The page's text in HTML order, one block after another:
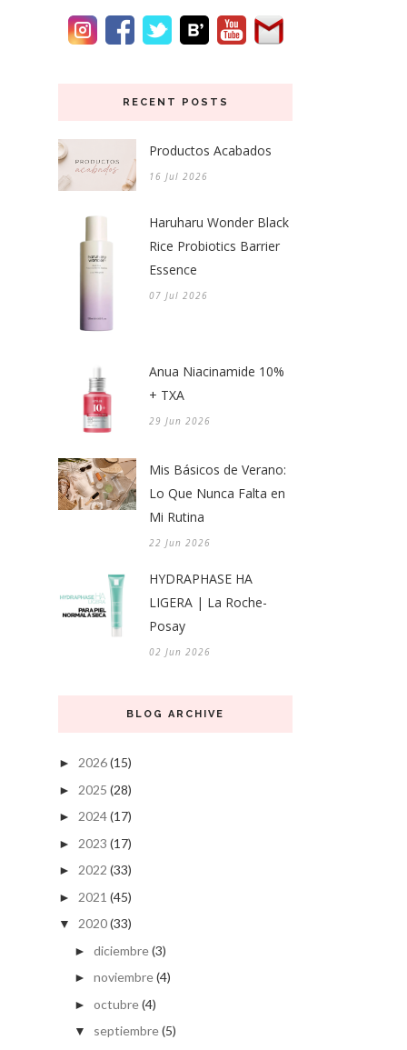
RECENT POSTS
Productos Acabados
16 Jul 2026
Haruharu Wonder Black
Rice Probiotics Barrier
Essence
07 Jul 2026
Anua Niacinamide 10%
+ TXA
29 Jun 2026
Mis Básicos de Verano:
Lo Que Nunca Falta en
Mi Rutina
22 Jun 2026
HYDRAPHASE HA
LIGERA | La Roche-
Posay
02 Jun 2026
BLOG ARCHIVE
► 2026(15)
► 2025 (28)
► 2024(17)
► 2023 (17)
► 2022 (33)
► 2021 (45)
▼ 2020(33)
► diciembre(3)
► noviembre(4)
► octubre(4)
▼ septiembre(5)